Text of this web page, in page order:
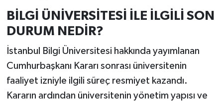
BİLGİ ÜNİVERSİTESİ İLE İLGİLİ SON
DURUM NEDİR?
İstanbul Bilgi Üniversitesi hakkında yayımlanan
Cumhurbaşkanı Kararı sonrası üniversitenin
faaliyet izniyle ilgili süreç resmiyet kazandı.
Kararın ardından üniversitenin yönetim yapısı ve